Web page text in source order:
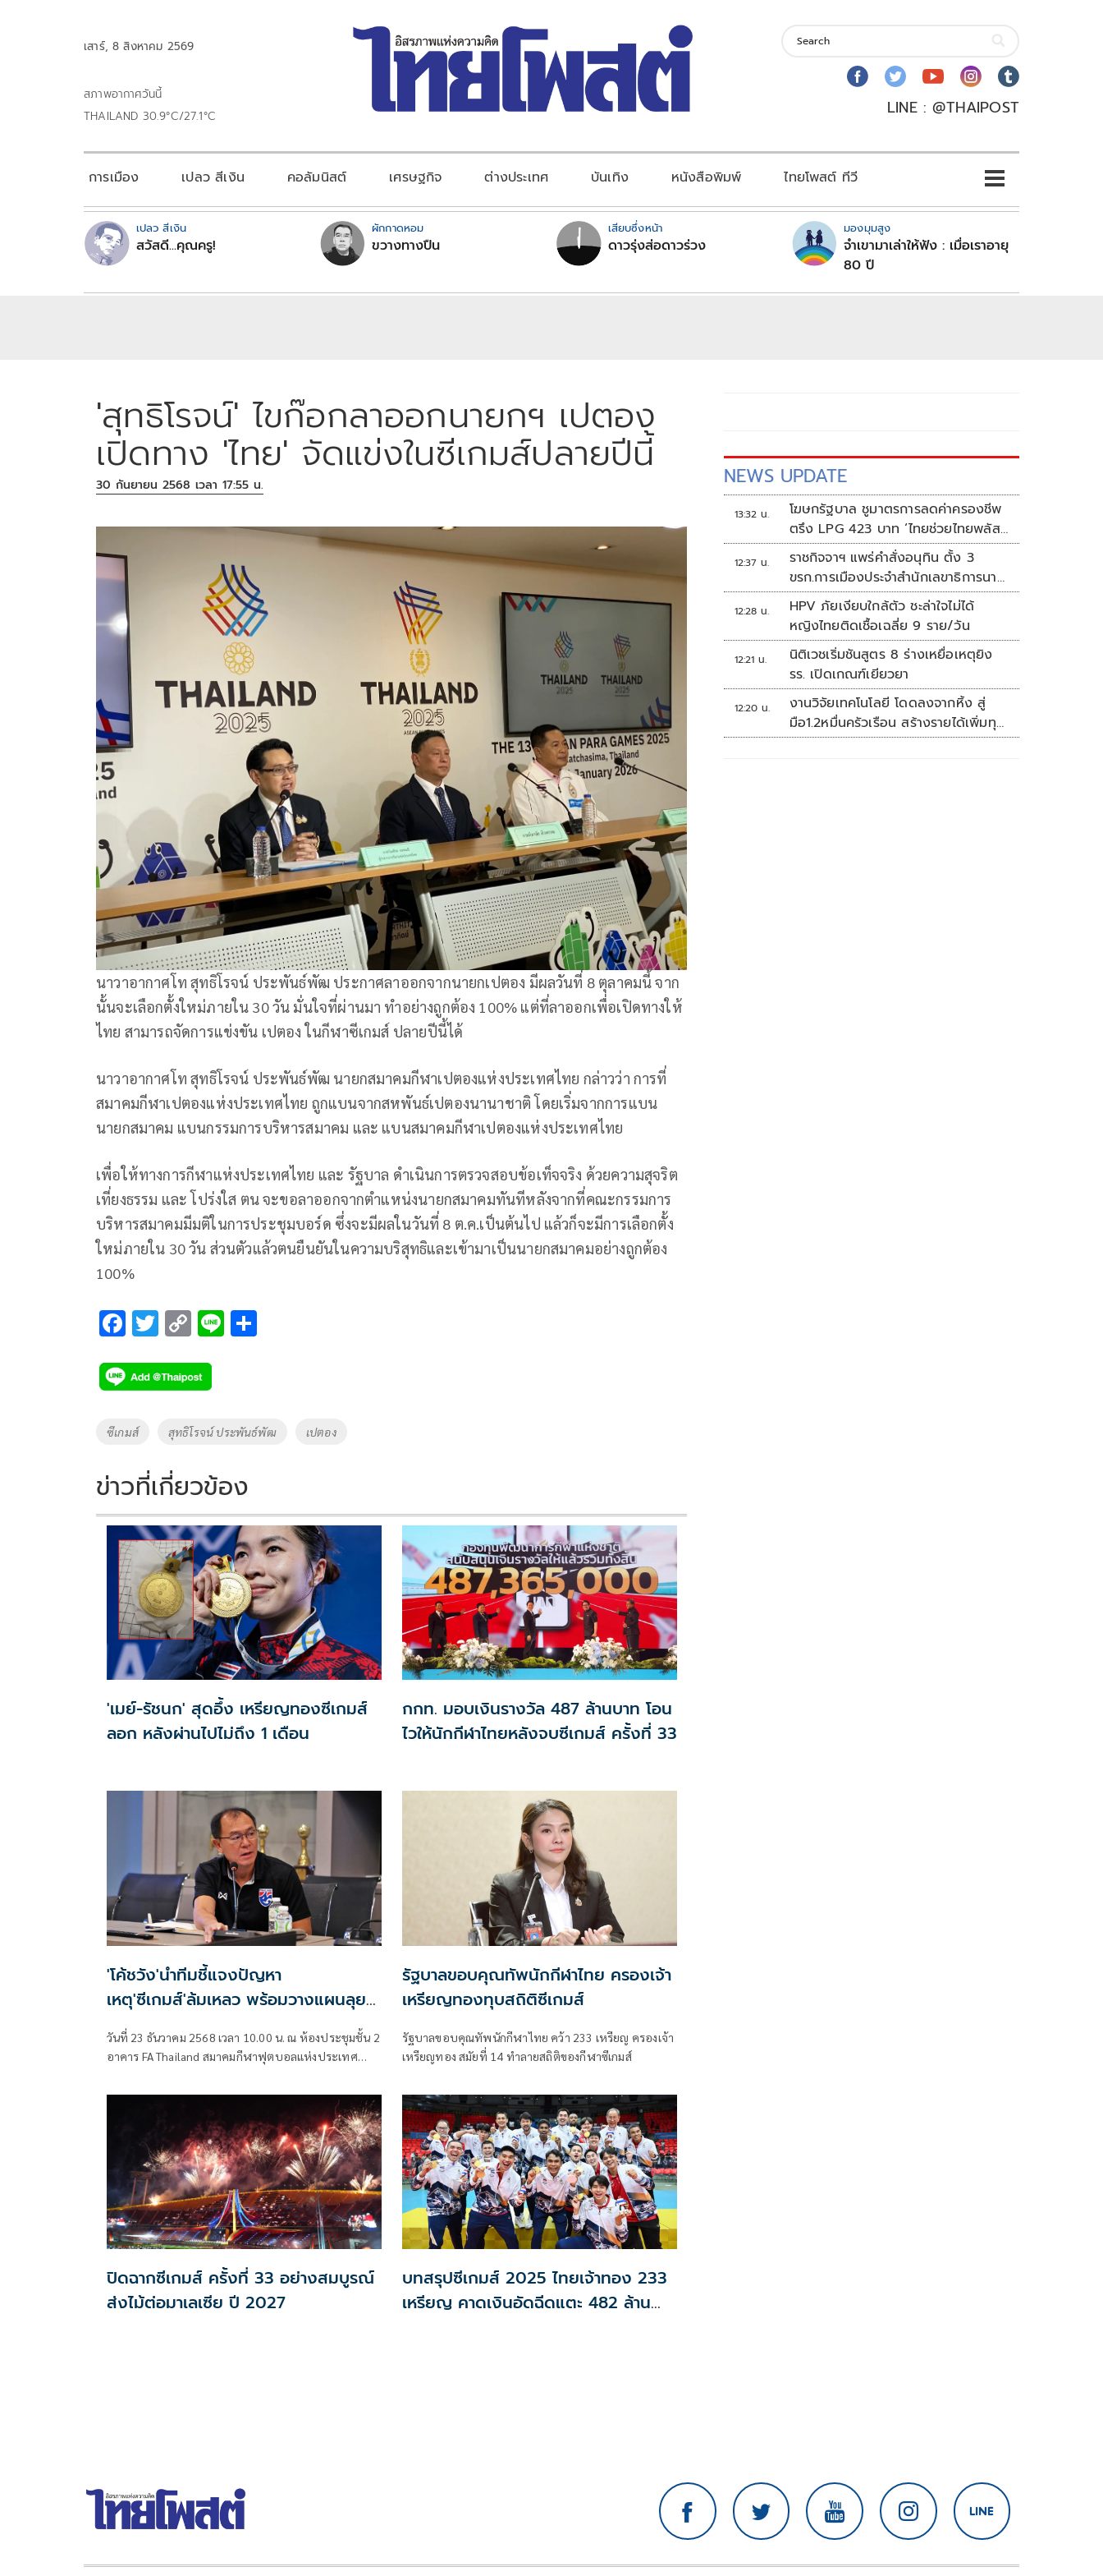
เสาร์, 8 สิงหาคม 2569
สภาพอากาศวันนี้
THAILAND 30.9°C/27.1°C
LINE : @THAIPOST
การเมือง เปลว สีเงิน คอลัมนิสต์ เศรษฐกิจ ต่างประเทศ บันเทิง หนังสือพิมพ์ ไทยโพสต์ ทีวี
เปลว สีเงิน
สวัสดี...คุณครู!
ผักกาดหอม
ขวางทางปืน
เสียบซึ่งหน้า
ดาวรุ่งส่อดาวร่วง
มองมุมสูง
จำเขามาเล่าให้ฟัง : เมื่อเราอายุ
80 ปี
'สุทธิโรจน์' ไขก๊อกลาออกนายกฯ เปตอง
เปิดทาง 'ไทย' จัดแข่งในซีเกมส์ปลายปีนี้
30 กันยายน 2568 เวลา 17:55 น.
นาวาอากาศโท สุทธิโรจน์ ประพันธ์พัฒ ประกาศลาออกจากนายกเปตอง มีผลวันที่ 8 ตุลาคมนี้ จาก
นั้นจะเลือกตั้งใหม่ภายใน 30 วัน มั่นใจที่ผ่านมา ทำอย่างถูกต้อง 100% แต่ที่ลาออกเพื่อเปิดทางให้
ไทย สามารถจัดการแข่งขัน เปตอง ในกีฬาซีเกมส์ ปลายปีนี้ได้
นาวาอากาศโท สุทธิโรจน์ ประพันธ์พัฒ นายกสมาคมกีฬาเปตองแห่งประเทศไทย กล่าวว่า การที่
สมาคมกีฬาเปตองแห่งประเทศไทย ถูกแบนจากสหพันธ์เปตองนานาชาติ โดยเริ่มจากการแบน
นายกสมาคม แบนกรรมการบริหารสมาคม และ แบนสมาคมกีฬาเปตองแห่งประเทศไทย
เพื่อให้ทางการกีฬาแห่งประเทศไทย และ รัฐบาล ดำเนินการตรวจสอบข้อเท็จจริง ด้วยความสุจริต
เที่ยงธรรม และ โปร่งใส ตน จะขอลาออกจากตำแหน่งนายกสมาคมทันทีหลังจากที่คณะกรรมการ
บริหารสมาคมมีมติในการประชุมบอร์ด ซึ่งจะมีผลในวันที่ 8 ต.ค.เป็นต้นไป แล้วก็จะมีการเลือกตั้ง
ใหม่ภายใน 30 วัน ส่วนตัวแล้วตนยืนยันในความบริสุทธิและเข้ามาเป็นนายกสมาคมอย่างถูกต้อง
100%
F
e
b
o
k
T
tt
er
C
p
y
Li
k
Li
Tags
ซีเกมส์ สุทธิโรจน์ ประพันธ์พัฒ เปตอง
ข่าวที่เกี่ยวข้อง
'เมย์-รัชนก' สุดอึ้ง เหรียญทองซีเกมส์
ลอก หลังผ่านไปไม่ถึง 1 เดือน
กกท. มอบเงินรางวัล 487 ล้านบาท โอน
ไวให้นักกีฬาไทยหลังจบซีเกมส์ ครั้งที่ 33
'โค้ชวัง'นำทีมชี้แจงปัญหา
เหตุ'ซีเกมส์'ล้มเหลว พร้อมวางแผนลุย
ศึกเอเชียU23
วันที่ 23 ธันวาคม 2568 เวลา 10.00 น. ณ ห้องประชุมชั้น 2
อาคาร FA Thailand สมาคมกีฬาฟุตบอลแห่งประเทศ
การแข่งขันฟุตบอลชายในมหกรรมซีเกมส์ ครั้งที่ 33 รวมถึง
วางแผนสำหรับทัวร์นาเมนต์ต่อไป ในการแข่งขันฟุตบอล
ชิงแชมป์เอเชีย รุ่นอายุไม่เกิน 23 ปี รอบสุดท้ายที่ ประเทศ
ซาอุดีอาระเบีย ระหว่างวันที่ 6-24 มกราคม 2569
รัฐบาลขอบคุณทัพนักกีฬาไทย ครองเจ้า
เหรียญทองทุบสถิติซีเกมส์
รัฐบาลขอบคุณทัพนักกีฬาไทย คว้า 233 เหรียญ ครองเจ้า
เหรียญทอง สมัยที่ 14 ทำลายสถิติของกีฬาซีเกมส์
ปิดฉากซีเกมส์ ครั้งที่ 33 อย่างสมบูรณ์
ส่งไม้ต่อมาเลเซีย ปี 2027
บทสรุปซีเกมส์ 2025 ไทยเจ้าทอง 233
เหรียญ คาดเงินอัดฉีดแตะ 482 ล้าน
NEWS UPDATE
13:32 น.
โฆษกรัฐบาล ชูมาตรการลดค่าครองชีพ
ตรึง LPG 423 บาท ‘ไทยช่วยไทยพลัส’
ดันเงินหมุนแสนล้าน
12:37 น.
ราชกิจจาฯ แพร่คำสั่งอนุทิน ตั้ง 3
ขรก.การเมืองประจำสำนักเลขาธิการนา
ยกฯ
12:28 น.
HPV ภัยเงียบใกล้ตัว ชะล่าใจไม่ได้
หญิงไทยติดเชื้อเฉลี่ย 9 ราย/วัน
12:21 น.
นิติเวชเริ่มชันสูตร 8 ร่างเหยื่อเหตุยิง
รร. เปิดเกณฑ์เยียวยา
12:20 น.
งานวิจัยเทคโนโลยี โดดลงจากหิ้ง สู่
มือ1.2หมื่นครัวเรือน สร้างรายได้เพิ่มทุก
เดือน